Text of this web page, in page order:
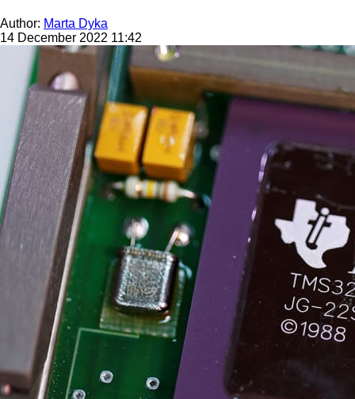
Author: Marta Dyka
14 December 2022 11:42